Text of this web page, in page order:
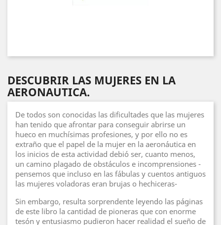
DESCUBRIR LAS MUJERES EN LA
AERONAUTICA.
De todos son conocidas las dificultades que las mujeres
han tenido que afrontar para conseguir abrirse un
hueco en muchísimas profesiones, y por ello no es
extraño que el papel de la mujer en la aeronáutica en
los inicios de esta actividad debió ser, cuanto menos,
un camino plagado de obstáculos e incomprensiones -
pensemos que incluso en las fábulas y cuentos antiguos
las mujeres voladoras eran brujas o hechiceras-
Sin embargo, resulta sorprendente leyendo las páginas
de este libro la cantidad de pioneras que con enorme
tesón y entusiasmo pudieron hacer realidad el sueño de